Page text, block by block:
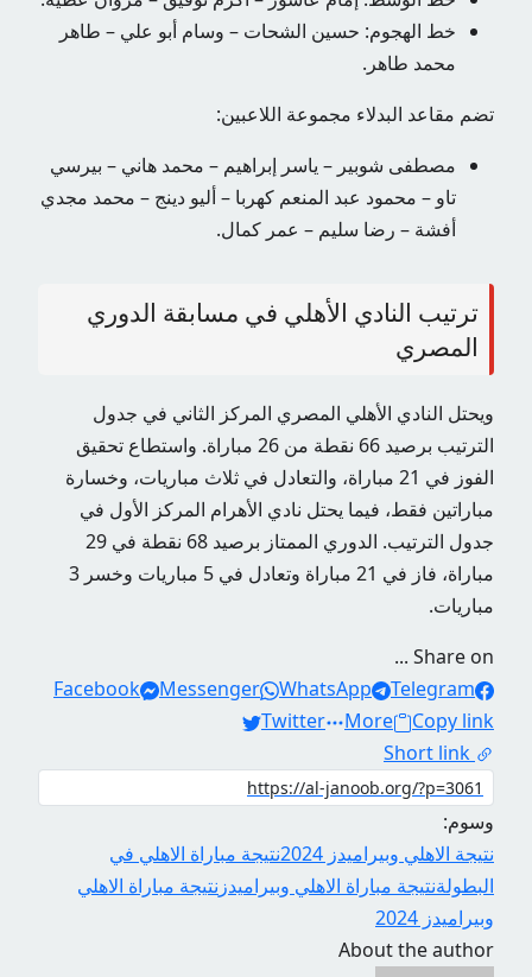
خط الهجوم: حسين الشحات – وسام أبو علي – طاهر
محمد طاهر.
تضم مقاعد البدلاء مجموعة اللاعبين:
مصطفى شوبير – ياسر إبراهيم – محمد هاني – بيرسي
تاو – محمود عبد المنعم كهربا – أليو دينج – محمد مجدي
أفشة – رضا سليم – عمر كمال.
ترتيب النادي الأهلي في مسابقة الدوري
المصري
ويحتل النادي الأهلي المصري المركز الثاني في جدول
الترتيب برصيد 66 نقطة من 26 مباراة. واستطاع تحقيق
الفوز في 21 مباراة، والتعادل في ثلاث مباريات، وخسارة
مباراتين فقط، فيما يحتل نادي الأهرام المركز الأول في
جدول الترتيب. الدوري الممتاز برصيد 68 نقطة في 29
مباراة، فاز في 21 مباراة وتعادل في 5 مباريات وخسر 3
مباريات.
Share on ...
Facebook
Messenger WhatsApp
Telegram
Twitter
More
Copy link
Short link
وسوم:
نتيجة الاهلي وبيراميدز 2024
نتيجة مباراة الاهلي في
البطولةنتيجة مباراة الاهلي وبيراميدز نتيجة مباراة الاهلي
وبيراميدز 2024
About the author